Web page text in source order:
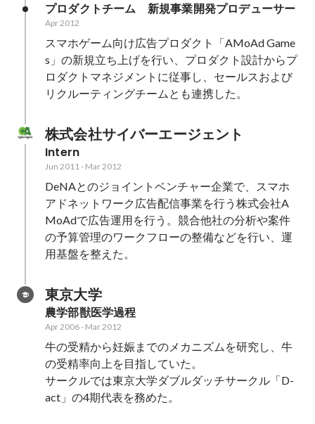
プロダクトチーム　新規事業開発プロデューサー
Apr 2012
スマホゲーム向け広告プロダクト「AMoAd Game
s」の新規立ち上げを行い、プロダクト設計からプ
ロダクトマネジメントに従事し、セールスおよび
リクルーティングチームとも連携した。
株式会社サイバーエージェント
Intern
Jun 2011- Mar 2012
DeNAとのジョイントベンチャー企業で、スマホ
アドネットワーク広告配信事業を行う株式会社A
MoAdで広告運用を行う。競合他社の分析や案件
の予算管理のワークフローの整備などを行い、運
用基盤を整えた。
東京大学
農学部獣医学過程
Apr 2006- Mar 2012
牛の受精から妊娠までのメカニズムを研究し、牛
の受精率向上を目指していた。
サークルでは東京大学ダブルダッチサークル「D-
act」の4期代表を務めた。